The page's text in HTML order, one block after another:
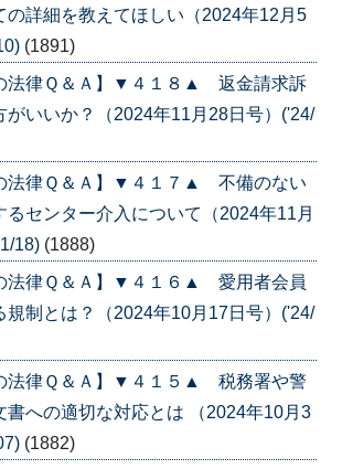
の詳細を教えてほしい（2024年12月5
(1891)
法律Ｑ＆Ａ】▼４１８▲ 返金請求訴
がいいか？（2024年11月28日号）('24/
法律Ｑ＆Ａ】▼４１７▲ 不備のない
るセンター介入について（2024年11月
18) (1888)
法律Ｑ＆Ａ】▼４１６▲ 愛用者会員
規制とは？（2024年10月17日号）('24/
法律Ｑ＆Ａ】▼４１５▲ 税務署や警
書への適切な対応とは （2024年10月3
(1882)